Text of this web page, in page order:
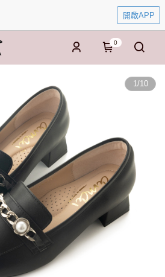
開啟APP
0
1/10